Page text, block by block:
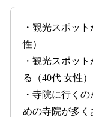
・観光スポッ
性）
・観光スポッ
る（40代 女性）
・寺院に行く
めの寺院が多く